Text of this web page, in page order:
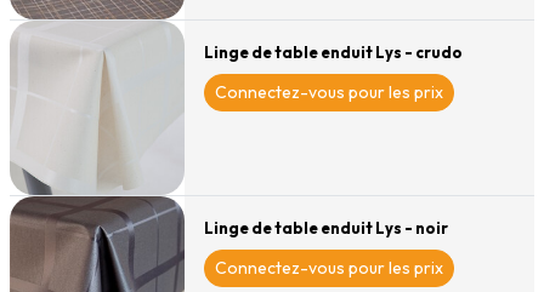
Linge de table enduit Lys - crudo
Connectez-vous pour les prix
Linge de table enduit Lys - noir
Connectez-vous pour les prix